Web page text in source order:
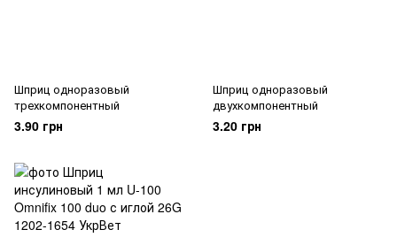
Шприц одноразовый
трехкомпонентный
3.90 грн
Шприц одноразовый
двухкомпонентный
3.20 грн